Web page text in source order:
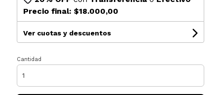
Precio final: $18.000,00
Ver cuotas y descuentos
Cantidad